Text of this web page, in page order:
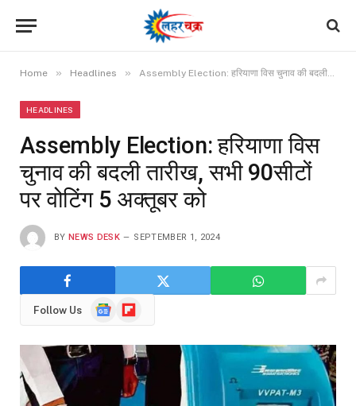
Home » Headlines » Assembly Election: हरियाणा विस चुनाव की बदली तारीख, सभी 90सीटों पर वोटिंग 5 अक्तूबर को
HEADLINES
Assembly Election: हरियाणा विस
चुनाव की बदली तारीख, सभी 90सीटों
पर वोटिंग 5 अक्तूबर को
BY NEWS DESK SEPTEMBER 1, 2024
Follow Us
GoogleFlipboard